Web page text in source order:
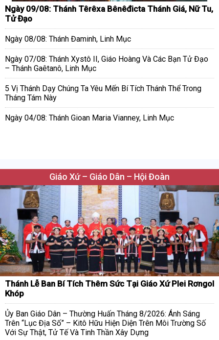
Ngày 09/08: Thánh Têrêxa Bênêđicta Thánh Giá, Nữ Tu,
Tử Đạo
Ngày 08/08: Thánh Đaminh, Linh Mục
Ngày 07/08: Thánh Xystô II, Giáo Hoàng Và Các Bạn Tử Đạo
– Thánh Gaêtanô, Linh Mục
5 Vị Thánh Dạy Chúng Ta Yêu Mến Bí Tích Thánh Thể Trong
Tháng Tám Này
Ngày 04/08: Thánh Gioan Maria Vianney, Linh Mục
Giáo Xứ – Giáo Dân – Hội Đoàn
Thánh Lễ Ban Bí Tích Thêm Sức Tại Giáo Xứ Plei Rơngol
Khóp
Ủy Ban Giáo Dân – Thường Huấn Tháng 8/2026: Ánh Sáng
Trên “Lục Địa Số” – Kitô Hữu Hiện Diện Trên Môi Trường Số
Với Sự Thật, Tử Tế Và Tinh Thần Xây Dựng